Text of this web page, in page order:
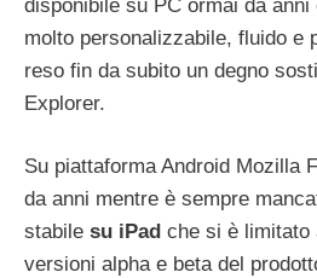
disponibile su PC ormai da
molto personalizzabile, fluido e
reso fin da subito un degno
Explorer.
Su piattaforma Android Mozilla
da anni mentre è sempre
stabile su iPad che si è limitato
versioni alpha e beta del